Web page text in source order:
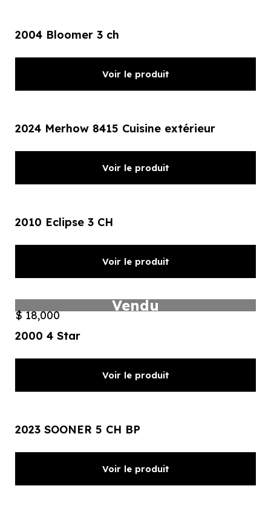
2004 Bloomer 3 ch
Voir le produit
2024 Merhow 8415 Cuisine extérieur
Voir le produit
2010 Eclipse 3 CH
Voir le produit
Vendu
$ 18,000
2000 4 Star
Voir le produit
2023 SOONER 5 CH BP
Voir le produit